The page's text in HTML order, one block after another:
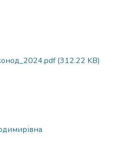
(312.22 KB)